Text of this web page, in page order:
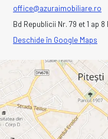
office@azuraimobiliare.ro
Bd Republicii Nr. 79 et 1 ap 8
Deschide în Google Maps